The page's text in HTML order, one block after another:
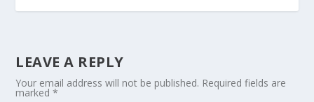
LEAVE A REPLY
Your email address will not be published. Required fields are
marked*